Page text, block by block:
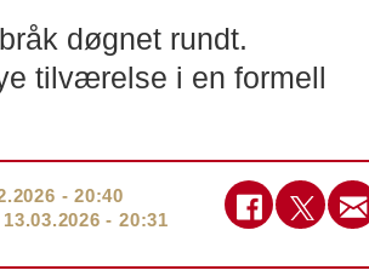
døgnet rundt.
tilværelse i en formell
- 20:40
13.03.2026 - 20:31